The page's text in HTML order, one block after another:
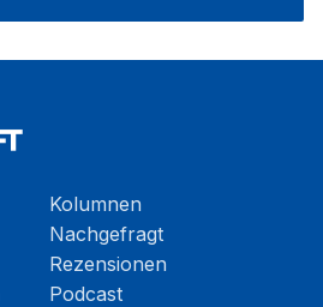
Kolumnen
Nachgefragt
Rezensionen
Podcast